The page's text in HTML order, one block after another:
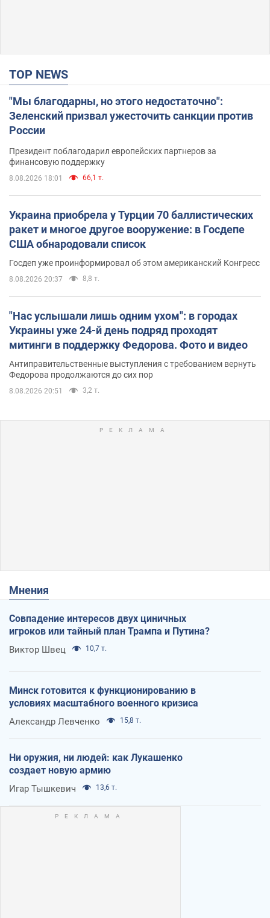
TOP NEWS
"Мы благодарны, но этого недостаточно":
Зеленский призвал ужесточить санкции против
России
Президент поблагодарил европейских партнеров за
финансовую поддержку
8.08.2026 18:01 66,1 т.
Украина приобрела у Турции 70 баллистических
ракет и многое другое вооружение: в Госдепе
США обнародовали список
Госдеп уже проинформировал об этом американский Конгресс
8.08.2026 20:37 8,8 т.
"Нас услышали лишь одним ухом": в городах
Украины уже 24-й день подряд проходят
митинги в поддержку Федорова. Фото и видео
Антиправительственные выступления с требованием вернуть
Федорова продолжаются до сих пор
8.08.2026 20:51 3,2 т.
Мнения
Совпадение интересов двух циничных
игроков или тайный план Трампа и Путина?
Виктор Швец 10,7 т.
Минск готовится к функционированию в
условиях масштабного военного кризиса
Александр Левченко 15,8 т.
Ни оружия, ни людей: как Лукашенко
создает новую армию
Игар Тышкевич 13,6 т.